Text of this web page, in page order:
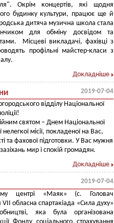
Окрім концертів, які щодня
будинку культури, працює ще й
дитяча музична школа стала
для обміну досвідом та
Місцеві викладачі, фахівці з
профільні майстер-класи з
Докладніше
2019-07-04
відділу Національної
святом – Днем Національної
місії, покладеної на Вас,
та фахової підготовки. У Вас мужня
мир і спокій громадян.
Докладніше
2019-07-04
центрі «Маяк» (с. Головач
обласна спартакіада «Сила духу»
яка була організована